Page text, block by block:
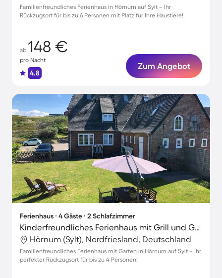
Familienfreundliches Ferienhaus in Hörnum auf Sylt – Ihr
Rückzugsort für bis zu 6 Personen mit Platz für Ihre Haustiere!
ab 148 €
pro Nacht
4.8
Zum Angebot
Ferienhaus ∙ 4 Gäste ∙ 2 Schlafzimmer
Kinderfreundliches Ferienhaus mit Grill und Garten | Nah am Strand
Hörnum (Sylt), Nordfriesland, Deutschland
Familienfreundliches Ferienhaus mit Garten in Hörnum auf Sylt – Ihr
perfekter Rückzugsort für bis zu 4 Personen!